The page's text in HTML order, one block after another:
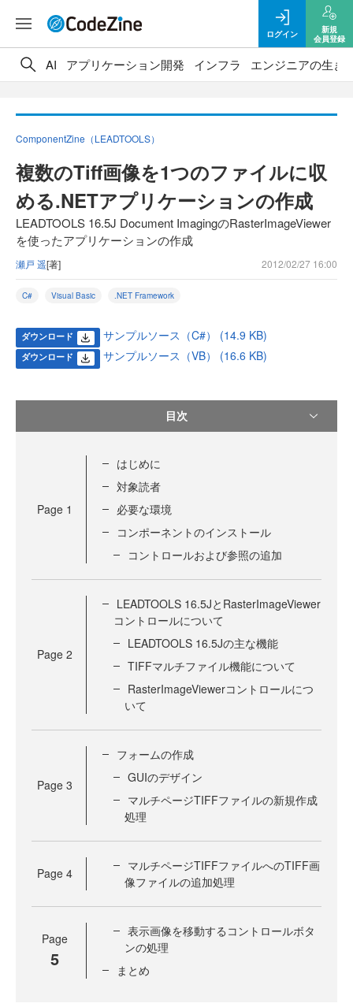
ログイン
新規
会員登録
AI アプリケーション開発 インフラ エンジニアの生き
ComponentZine（LEADTOOLS）
複数のTiff画像を1つのファイルに収
める.NETアプリケーションの作成
LEADTOOLS 16.5J Document ImagingのRasterImageViewer
を使ったアプリケーションの作成
瀬戸 遥[著] 2012/02/27 16:00
C# Visual Basic .NET Framework
ダウンロード サンプルソース（C#） (14.9 KB)
ダウンロード サンプルソース（VB） (16.6 KB)
目次
Page 1
はじめに
対象読者
必要な環境
コンポーネントのインストール
コントロールおよび参照の追加
Page 2
LEADTOOLS 16.5JとRasterImageViewer
コントロールについて
LEADTOOLS 16.5Jの主な機能
TIFFマルチファイル機能について
RasterImageViewerコントロールにつ
いて
Page 3
フォームの作成
GUIのデザイン
マルチページTIFFファイルの新規作成
処理
Page 4
マルチページTIFFファイルへのTIFF画
像ファイルの追加処理
Page
5
表示画像を移動するコントロールボタ
ンの処理
まとめ